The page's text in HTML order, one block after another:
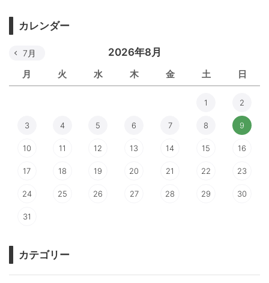
カレンダー
2026年8月
月 火 水 木 金 土 日
7月
1 2
3 4 5 6 7 8 9
10 11 12 13 14 15 16
17 18 19 20 21 22 23
24 25 26 27 28 29 30
31
カテゴリー